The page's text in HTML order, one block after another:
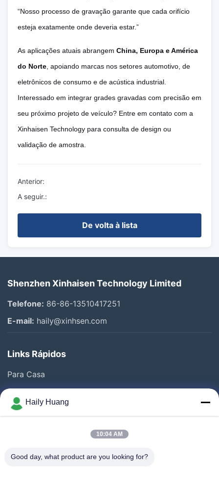
“Nosso processo de gravação garante que cada orifício
esteja exatamente onde deveria estar.”
As aplicações atuais abrangem China, Europa e América
do Norte , apoiando marcas nos setores automotivo, de
eletrônicos de consumo e de acústica industrial.
Interessado em integrar grades gravadas com precisão em
seu próximo projeto de veículo? Entre em contato com a
Xinhaisen Technology para consulta de design ou
validação de amostra.
Anterior:
A seguir.:
De volta à lista
Shenzhen Xinhaisen Technology Limited
Telefone: 86-86-13510417251
E-mail: haily@xinhsen.com
Links Rápidos
Para Casa
Produtos
Vídeos
Controle De Qualidade
Haily Huang
10:04 AM
Good day, what product are you looking for?